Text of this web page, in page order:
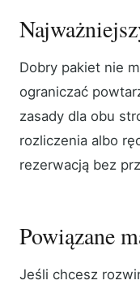
Dobry pakiet nie
ograniczać
zasady dla obu
rozliczenia albo
rezerwacją bez
Powiązane
Jeśli chcesz